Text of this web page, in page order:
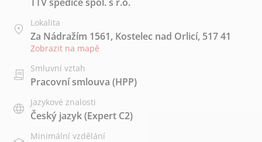
Lokalita
Za Nádražím 1561, Kostelec nad Orlicí, 517 41
Zobrazit na mapě
Smluvní vztah
Pracovní smlouva (HPP)
Jazykové znalosti
Český jazyk(Expert C2)
Minimální vzdělání